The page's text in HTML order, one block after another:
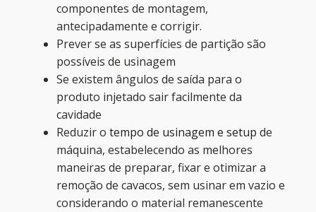
componentes de montagem,
antecipadamente e corrigir.
Prever se as superfícies de partição são
possíveis de usinagem
Se existem ângulos de saída para o
produto injetado sair facilmente da
cavidade
Reduzir o tempo de usinagem e setup de
máquina, estabelecendo as melhores
maneiras de preparar, fixar e otimizar a
remoção de cavacos, sem usinar em vazio e
considerando o material remanescente